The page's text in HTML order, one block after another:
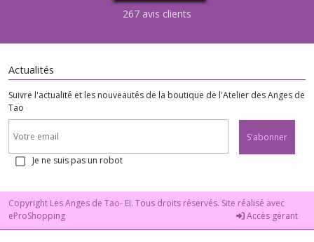
267 avis clients
Actualités
Suivre l'actualité et les nouveautés de la boutique de l'Atelier des Anges de
Tao
S'abonner
Je ne suis pas un robot
Copyright Les Anges de Tao- EI. Tous droits réservés. Site réalisé avec
eProShopping
Accès gérant